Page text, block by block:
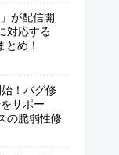
が配信開
対応する
とめ！
！バグ修
サポー
の脆弱性修